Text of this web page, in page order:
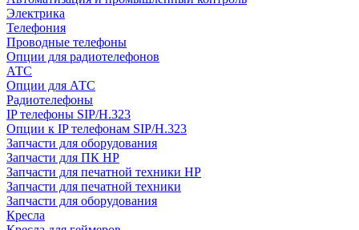
Электрика
Телефония
Проводные телефоны
Опции для радиотелефонов
АТС
Опции для АТС
Радиотелефоны
IP телефоны SIP/H.323
Опции к IP телефонам SIP/H.323
Запчасти для оборудования
Запчасти для ПК HP
Запчасти для печатной техники HP
Запчасти для печатной техники
Запчасти для оборудования
Кресла